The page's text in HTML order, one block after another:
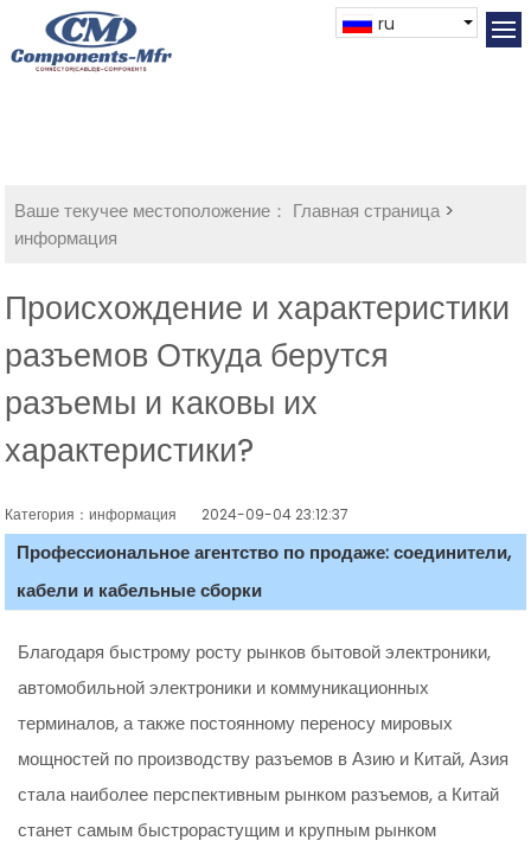
ru
Ваше текучее местоположение： Главная страница>
информация
Происхождение и характеристики
разъемов Откуда берутся
разъемы и каковы их
характеристики?
Категория：информация 2024-09-04 23:12:37
Профессиональное агентство по продаже: соединители,
кабели и кабельные сборки
Благодаря быстрому росту рынков бытовой электроники,
автомобильной электроники и коммуникационных
терминалов, а также постоянному переносу мировых
мощностей по производству разъемов в Азию и Китай, Азия
стала наиболее перспективным рынком разъемов, а Китай
станет самым быстрорастущим и крупным рынком